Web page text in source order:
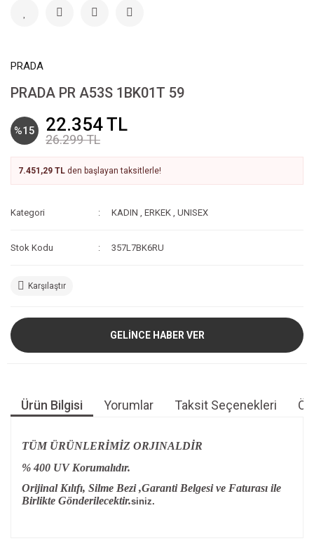
PRADA
PRADA PR A53S 1BK01T 59
%15 22.354 TL
26.299 TL
7.451,29 TL den başlayan taksitlerle!
Kategori KADIN ,ERKEK ,UNISEX
Stok Kodu 357L7BK6RU
Karşılaştır
GELİNCE HABER VER
Ürün Bilgisi Yorumlar Taksit Seçenekleri
TÜM ÜRÜNLERİMİZ ORJINALDİR
% 400 UV Korumalıdır.
Orijinal Kılıfı, Silme Bezi ,Garanti Belgesi ve Faturası ile
Birlikte Gönderilecektir.siniz.